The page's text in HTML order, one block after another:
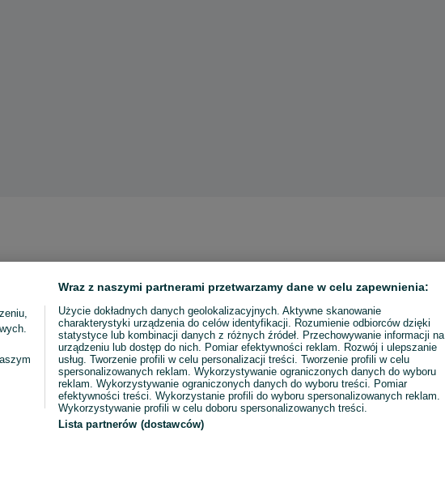
Wraz z naszymi partnerami przetwarzamy dane w celu zapewnienia:
Użycie dokładnych danych geolokalizacyjnych. Aktywne skanowanie
charakterystyki urządzenia do celów identyfikacji. Rozumienie odbiorców dzięki
statystyce lub kombinacji danych z różnych źródeł. Przechowywanie informacji na
urządzeniu lub dostęp do nich. Pomiar efektywności reklam. Rozwój i ulepszanie
usług. Tworzenie profili w celu personalizacji treści. Tworzenie profili w celu
spersonalizowanych reklam. Wykorzystywanie ograniczonych danych do wyboru
reklam. Wykorzystywanie ograniczonych danych do wyboru treści. Pomiar
efektywności treści. Wykorzystanie profili do wyboru spersonalizowanych reklam.
Wykorzystywanie profili w celu doboru spersonalizowanych treści.
Lista partnerów (dostawców)